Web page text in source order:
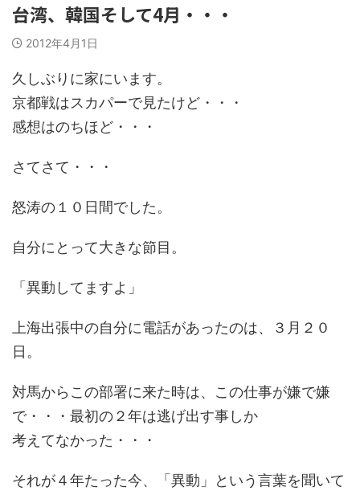
台湾、韓国そして4月・・・
2012年4月1日
久しぶりに家にいます。
京都戦はスカパーで見たけど・・・
感想はのちほど・・・
さてさて・・・
怒涛の１０日間でした。
自分にとって大きな節目。
「異動してますよ」
上海出張中の自分に電話があったのは、３月２０
日。
対馬からこの部署に来た時は、この仕事が嫌で嫌
で・・・最初の２年は逃げ出す事しか
考えてなかった・・・
それが４年たった今、「異動」という言葉を聞いて